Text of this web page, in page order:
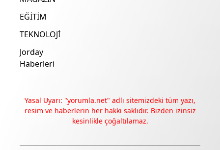
Deneyimini iyileştirmek ve içeriğimizi geliştirmek için çerezler
EĞİTİM
TEKNOLOJİ
Jorday
Haberleri
Yasal Uyarı: "yorumla.net" adlı sitemizdeki tüm yazı,
resim ve haberlerin her hakkı saklıdır. Bizden izinsiz
kesinlikle çoğaltılamaz.